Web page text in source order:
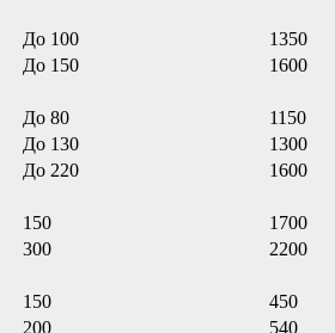
До 100
1350
До 150
1600
До 80
1150
До 130
1300
До 220
1600
150
1700
300
2200
150
450
200
540